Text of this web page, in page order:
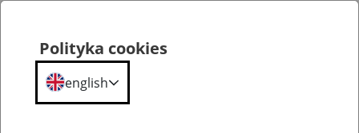
Polityka cookies
english